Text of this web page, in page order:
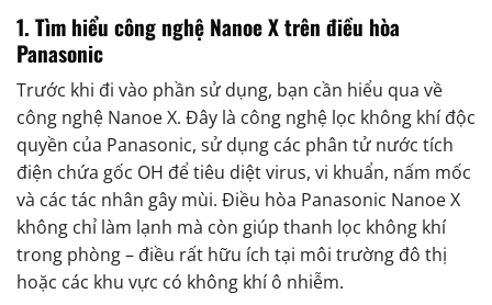
1. Tìm hiểu công nghệ Nanoe X trên điều hòa
Panasonic
Trước khi đi vào phần sử dụng, bạn cần hiểu qua về
công nghệ Nanoe X. Đây là công nghệ lọc không khí độc
quyền của Panasonic, sử dụng các phân tử nước tích
điện chứa gốc OH để tiêu diệt virus, vi khuẩn, nấm mốc
và các tác nhân gây mùi. Điều hòa Panasonic Nanoe X
không chỉ làm lạnh mà còn giúp thanh lọc không khí
trong phòng – điều rất hữu ích tại môi trường đô thị
hoặc các khu vực có không khí ô nhiễm.